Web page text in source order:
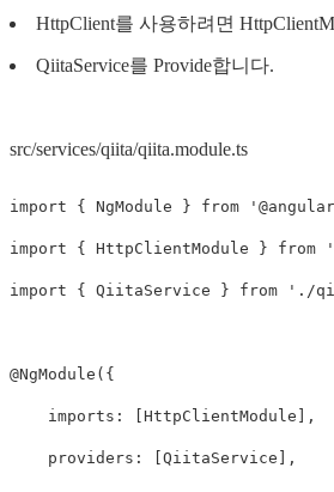
HttpClient를 사용하려면
QiitaService를 Provide합니다.
src/services/qiita/qiita.module.ts
import { NgModule } from '
import { HttpClientModule } from '
import { QiitaService } from ' ./
@NgModule ({
imports : HttpClientModule ],
providers : QiitaService ],